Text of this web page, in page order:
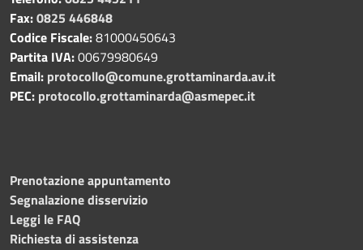
Fax:0825 446848
Codice Fiscale:81000450643
Partita IVA:00679980649
Email: protocollo@comune.grottaminarda.av.it
PEC: protocollo.grottaminarda@asmepec.it
Prenotazione appuntamento
Segnalazione disservizio
Leggi le FAQ
Richiesta di assistenza